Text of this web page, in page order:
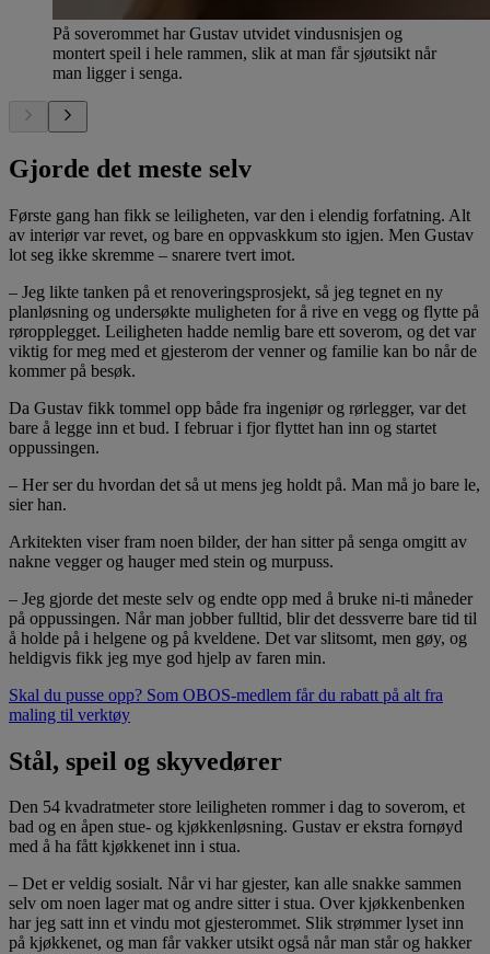
På soverommet har Gustav utvidet vindusnisjen og
montert speil i hele rammen, slik at man får sjøutsikt når
man ligger i senga.
Gjorde det meste selv
Første gang han fikk se leiligheten, var den i elendig forfatning. Alt
av interiør var revet, og bare en oppvaskkum sto igjen. Men Gustav
lot seg ikke skremme – snarere tvert imot.
– Jeg likte tanken på et renoveringsprosjekt, så jeg tegnet en ny
planløsning og undersøkte muligheten for å rive en vegg og flytte på
røropplegget. Leiligheten hadde nemlig bare ett soverom, og det var
viktig for meg med et gjesterom der venner og familie kan bo når de
kommer på besøk.
Da Gustav fikk tommel opp både fra ingeniør og rørlegger, var det
bare å legge inn et bud. I februar i fjor flyttet han inn og startet
oppussingen.
– Her ser du hvordan det så ut mens jeg holdt på. Man må jo bare le,
sier han.
Arkitekten viser fram noen bilder, der han sitter på senga omgitt av
nakne vegger og hauger med stein og murpuss.
– Jeg gjorde det meste selv og endte opp med å bruke ni-ti måneder
på oppussingen. Når man jobber fulltid, blir det dessverre bare tid til
å holde på i helgene og på kveldene. Det var slitsomt, men gøy, og
heldigvis fikk jeg mye god hjelp av faren min.
Skal du pusse opp? Som OBOS-medlem får du rabatt på alt fra
maling til verktøy
Stål, speil og skyvedører
Den 54 kvadratmeter store leiligheten rommer i dag to soverom, et
bad og en åpen stue- og kjøkkenløsning. Gustav er ekstra fornøyd
med å ha fått kjøkkenet inn i stua.
– Det er veldig sosialt. Når vi har gjester, kan alle snakke sammen
selv om noen lager mat og andre sitter i stua. Over kjøkkenbenken
har jeg satt inn et vindu mot gjesterommet. Slik strømmer lyset inn
på kjøkkenet, og man får vakker utsikt også når man står og hakker